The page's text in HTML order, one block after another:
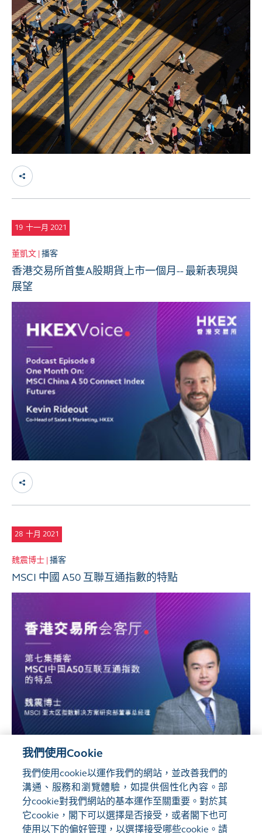
19 十一月 2021
董凱文 |播客
香港交易所首隻A股期貨上市一個月-- 最新表現與
展望
28 十月 2021
魏震博士 |播客
MSCI 中國 A50 互聯互通指數的特點
我們使用Cookie
我們使用cookie以運作我們的網站，並改善我們的
溝通、服務和瀏覽體驗，如提供個性化內容。部
分cookie對我們網站的基本運作至關重要。對於其
它cookie，閣下可以選擇是否接受，或者閣下也可
使用以下的偏好管理，以選擇接受哪些cookie。請